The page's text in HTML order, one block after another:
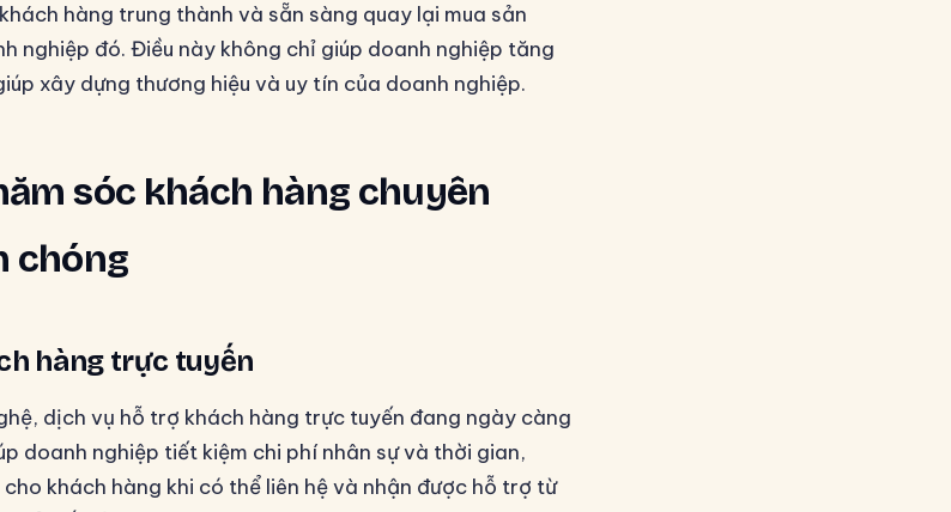
hàng trung thành và sẵn sàng quay lại mua sản
nghiệp đó. Điều này không chỉ giúp doanh nghiệp tăng
xây dựng thương hiệu và uy tín của doanh nghiệp.
sóc khách hàng chuyên
chóng
hàng trực tuyến
dịch vụ hỗ trợ khách hàng trực tuyến đang ngày càng
doanh nghiệp tiết kiệm chi phí nhân sự và thời gian,
khách hàng khi có thể liên hệ và nhận được hỗ trợ từ